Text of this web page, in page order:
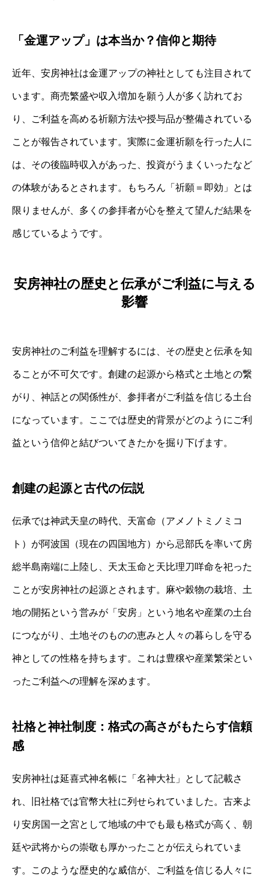
「金運アップ」は本当か？信仰と期待
近年、安房神社は金運アップの神社としても注目されて
います。商売繁盛や収入増加を願う人が多く訪れてお
り、ご利益を高める祈願方法や授与品が整備されている
ことが報告されています。実際に金運祈願を行った人に
は、その後臨時収入があった、投資がうまくいったなど
の体験があるとされます。もちろん「祈願＝即効」とは
限りませんが、多くの参拝者が心を整えて望んだ結果を
感じているようです。
安房神社の歴史と伝承がご利益に与える
影響
安房神社のご利益を理解するには、その歴史と伝承を知
ることが不可欠です。創建の起源から格式と土地との繋
がり、神話との関係性が、参拝者がご利益を信じる土台
になっています。ここでは歴史的背景がどのようにご利
益という信仰と結びついてきたかを掘り下げます。
創建の起源と古代の伝説
伝承では神武天皇の時代、天富命（アメノトミノミコ
ト）が阿波国（現在の四国地方）から忌部氏を率いて房
総半島南端に上陸し、天太玉命と天比理刀咩命を祀った
ことが安房神社の起源とされます。麻や穀物の栽培、土
地の開拓という営みが「安房」という地名や産業の土台
につながり、土地そのものの恵みと人々の暮らしを守る
神としての性格を持ちます。これは豊穣や産業繁栄とい
ったご利益への理解を深めます。
社格と神社制度：格式の高さがもたらす信頼
感
安房神社は延喜式神名帳に「名神大社」として記載さ
れ、旧社格では官幣大社に列せられていました。古来よ
り安房国一之宮として地域の中でも最も格式が高く、朝
廷や武将からの崇敬も厚かったことが伝えられていま
す。このような歴史的な威信が、ご利益を信じる人々に